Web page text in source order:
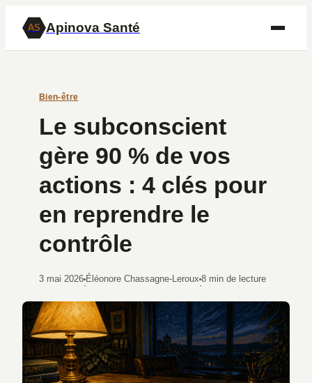
AS Apinova Santé
Bien-être
Le subconscient
gère 90 % de vos
actions : 4 clés pour
en reprendre le
contrôle
3 mai 2026
·
Éléonore Chassagne-Leroux
·
8 min de lecture